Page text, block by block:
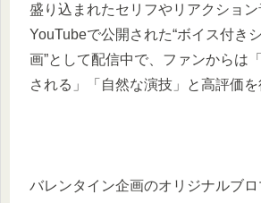
盛り込まれたセリフやリアクション
YouTubeで公開された“ボイス付き
画”として配信中で、ファンからは
される」「自然な演技」と高評価を
バレンタイン企画のオリジナルブロ